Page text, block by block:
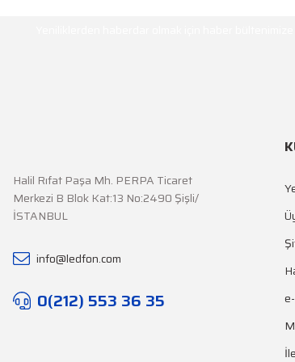
Halil Rıfat Paşa Mh. PERPA Ticaret
Merkezi B Blok Kat:13 No:2490 Şişli/
İSTANBUL
info@ledfon.com
0(212) 553 36 35